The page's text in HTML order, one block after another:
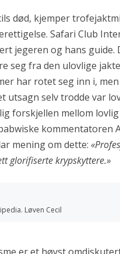
død, kjemper
Safari Club
jegeren og hans guide.
seg fra den ulovlige
har rotet seg inn i,
utsagn selv trodde var
forskjellen mellom
kommentatoren
mening om dette:
glorifiserte krypskyttere.»
Løven Cecil